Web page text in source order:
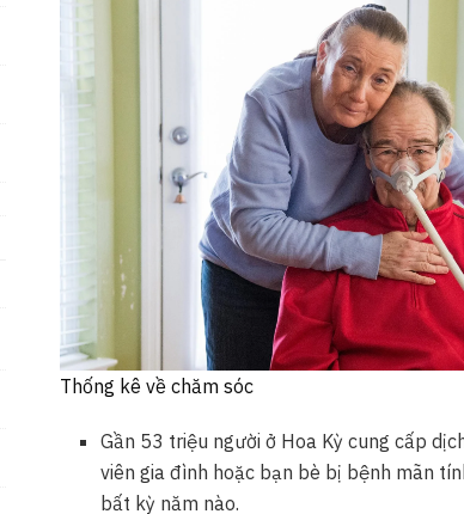
Thống kê về chăm sóc
Gần 53 triệu người ở Hoa Kỳ cung cấp
viên gia đình hoặc bạn bè bị bệnh mãn
bất kỳ năm nào.